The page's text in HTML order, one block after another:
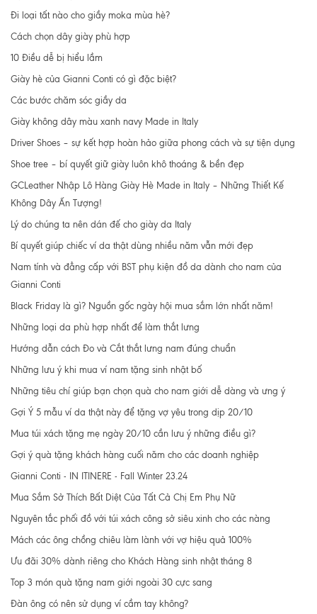
Đi loại tất nào cho giầy moka mùa hè?
Cách chọn dây giày phù hợp
10 Điều dễ bị hiểu lầm
Giày hè của Gianni Conti có gì đặc biệt?
Các bước chăm sóc giầy da
Giày không dây màu xanh navy Made in Italy
Driver Shoes – sự kết hợp hoàn hảo giữa phong cách và sự tiện dụng
Shoe tree – bí quyết giữ giày luôn khô thoáng & bền đẹp
GCLeather Nhập Lô Hàng Giày Hè Made in Italy – Những Thiết Kế
Không Dây Ấn Tượng!
Lý do chúng ta nên dán đế cho giày da Italy
Bí quyết giúp chiếc ví da thật dùng nhiều năm vẫn mới đẹp
Nam tính và đẳng cấp với BST phụ kiện đồ da dành cho nam của
Gianni Conti
Black Friday là gì? Nguồn gốc ngày hội mua sắm lớn nhất năm!
Những loại da phù hợp nhất để làm thắt lưng
Hướng dẫn cách Đo và Cắt thắt lưng nam đúng chuẩn
Những lưu ý khi mua ví nam tặng sinh nhật bố
Những tiêu chí giúp bạn chọn quà cho nam giới dễ dàng và ưng ý
Gợi Ý 5 mẫu ví da thật này để tặng vợ yêu trong dịp 20/10
Mua túi xách tặng mẹ ngày 20/10 cần lưu ý những điều gì?
Gợi ý quà tặng khách hàng cuối năm cho các doanh nghiệp
Gianni Conti - IN ITINERE - Fall Winter 23.24
Mua Sắm Sở Thích Bất Diệt Của Tất Cả Chị Em Phụ Nữ
Nguyên tắc phối đồ với túi xách công sở siêu xinh cho các nàng
Mách các ông chồng chiêu làm lành với vợ hiệu quả 100%
Ưu đãi 30% dành riêng cho Khách Hàng sinh nhật tháng 8
Top 3 món quà tặng nam giới ngoài 30 cực sang
Đàn ông có nên sử dụng ví cầm tay không?